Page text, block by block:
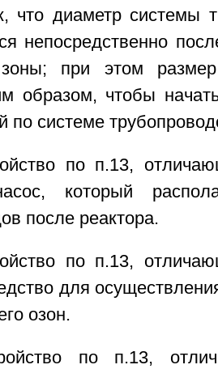
что диаметр системы
непосредственно
зоны; при этом
образом, чтобы
по системе
по п.13,
который
после реактора.
по п.13,
для
озон.
по п.13,